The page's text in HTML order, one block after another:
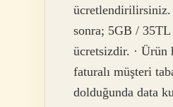
ücretlendirilirsiniz.
sonra; 5GB /
ücretsizdir. · Ürün
faturalı müşteri
dolduğunda data